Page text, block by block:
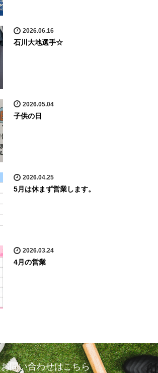
2026.06.16
石川大地選手☆
2026.05.04
子供の日
2026.04.25
5月は休まず営業します。
2026.03.24
4月の営業
お問い合わせはこちら